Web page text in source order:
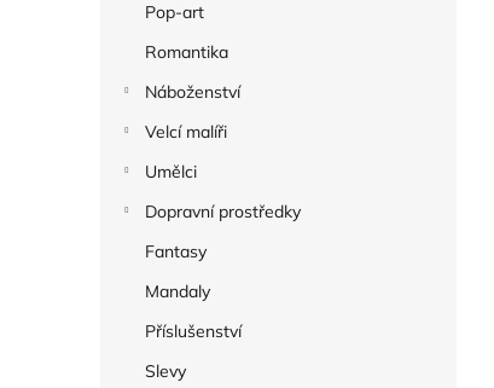
Pop-art
Romantika
Náboženství
Velcí malíři
Umělci
Dopravní prostředky
Fantasy
Mandaly
Příslušenství
Slevy